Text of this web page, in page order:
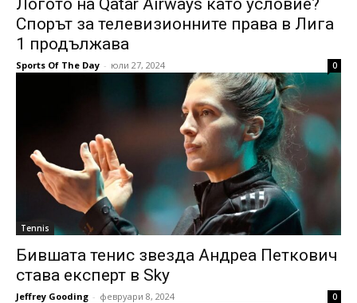
Логото на Qatar Airways като условие?
Спорът за телевизионните права в Лига
1 продължава
Sports Of The Day - юли 27, 2024 0
Tennis
Бившата тенис звезда Андреа Петкович
става експерт в Sky
Jeffrey Gooding - февруари 8, 2024 0